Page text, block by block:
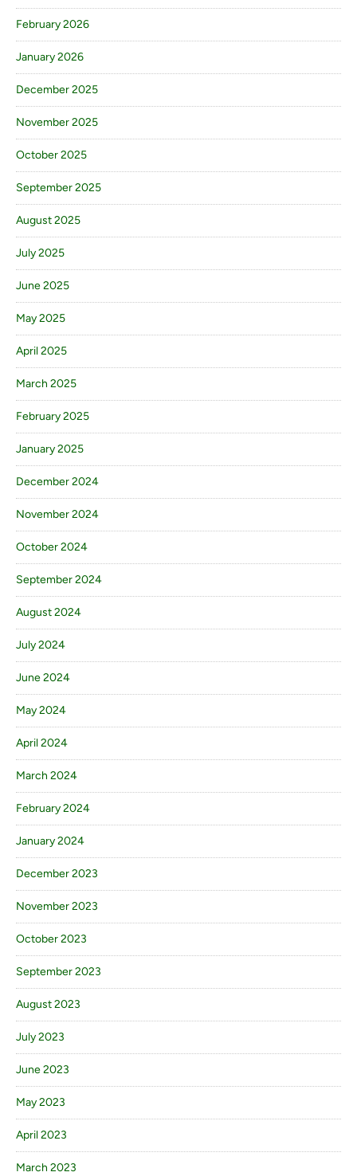
February 2026
January 2026
December 2025
November 2025
October 2025
September 2025
August 2025
July 2025
June 2025
May 2025
April 2025
March 2025
February 2025
January 2025
December 2024
November 2024
October 2024
September 2024
August 2024
July 2024
June 2024
May 2024
April 2024
March 2024
February 2024
January 2024
December 2023
November 2023
October 2023
September 2023
August 2023
July 2023
June 2023
May 2023
April 2023
March 2023